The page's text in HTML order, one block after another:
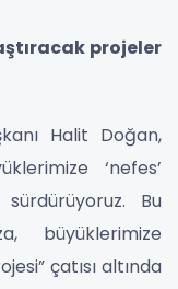
projeler
Halit Doğan,
‘nefes’
sürdürüyoruz. Bu
büyüklerimize
çatısı altında